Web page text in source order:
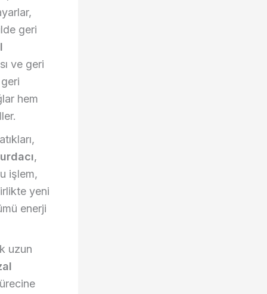
geri
ve geri
hem
,
işlem,
yeni
enerji
uzun